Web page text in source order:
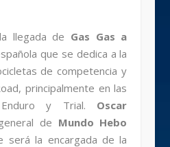
llegada de Gas Gas a
que se dedica a la
de competencia y
principalmente en las
y Trial. Oscar
de Mundo Hebo
será la encargada de la